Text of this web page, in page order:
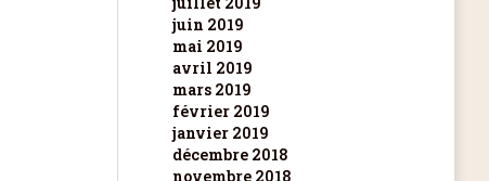
juin 2019
mai 2019
avril 2019
mars 2019
février 2019
janvier 2019
décembre 2018
novembre 2018